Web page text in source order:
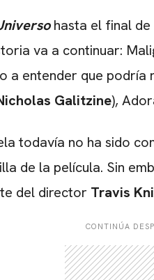
hasta el final de
va a continuar:
a entender que podría
Galitzine),
todavía no ha sido
de la película. Sin
del director Travis
CONTINÚA